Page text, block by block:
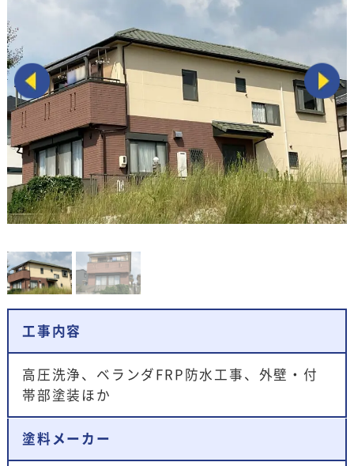
工事内容
高圧洗浄、ベランダFRP防水工事、外壁・付
帯部塗装ほか
塗料メーカー